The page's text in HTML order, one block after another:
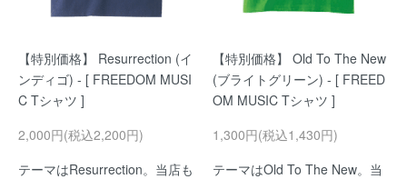
【特別価格】 Resurrection (イ
ンディゴ) - [ FREEDOM MUSI
C Tシャツ ]
2,000円(税込2,200円)
テーマはResurrection。当店も
【特別価格】 Old To The New
(ブライトグリーン) - [ FREED
OM MUSIC Tシャツ ]
1,300円(税込1,430円)
テーマはOld To The New。当